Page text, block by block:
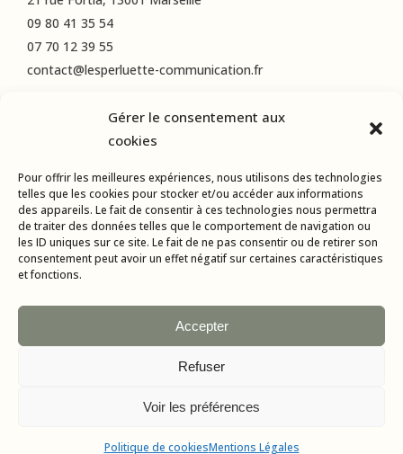
Gérer le consentement aux
cookies
Pour offrir les meilleures expériences, nous utilisons des technologies
telles que les cookies pour stocker et/ou accéder aux informations
des appareils. Le fait de consentir à ces technologies nous permettra
de traiter des données telles que le comportement de navigation ou
les ID uniques sur ce site. Le fait de ne pas consentir ou de retirer son
consentement peut avoir un effet négatif sur certaines caractéristiques
et fonctions.
Accepter
Refuser
Voir les préférences
Politique de cookiesMentions Légales
09 80 41 35 54
07 70 12 39 55
contact@lesperluette-communication.fr
RÉSEAUX SOCIAUX
LinkedIn
Facebook
| Agence web & applications mobiles :